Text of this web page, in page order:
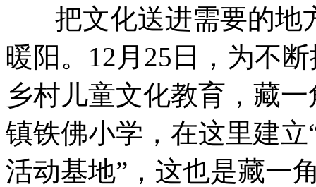
把文化送进需要的地
暖阳。12月25日，为不
乡村儿童文化教育，藏
镇铁佛小学，在这里建
活动基地”，这也是藏一